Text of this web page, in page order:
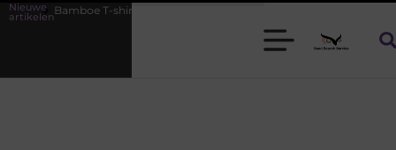
Nieuwe
artikelen
T-shirts voor heren die koel blijven